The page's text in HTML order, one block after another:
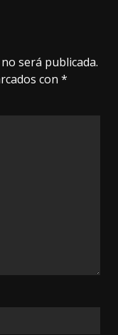
será publicada.
con *